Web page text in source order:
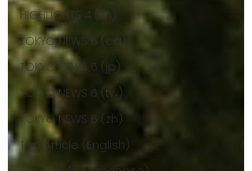
HIGHLIGHTS 4 (zh)
TOKYO NEWS 6 (eg)
TOKYO NEWS 6 (jp)
TOKYO NEWS 6 (tw)
TOKYO NEWS 6 (zh)
Top Article (English)